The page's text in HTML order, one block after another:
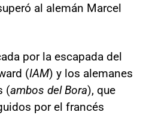
al alemán Marcel
por la escapada del
(IAM) y los alemanes
(ambos del Bora), que
por el francés